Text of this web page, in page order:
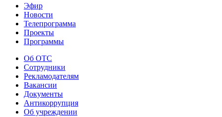
Эфир
Новости
Телепрограмма
Проекты
Программы
Об ОТС
Сотрудники
Рекламодателям
Вакансии
Документы
Антикоррупция
Об учреждении